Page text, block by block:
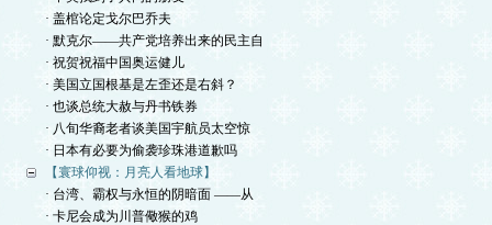
· 盖棺论定戈尔巴乔夫
· 默克尔——共产党培养出来的民主自
· 祝贺祝福中国奥运健儿
· 美国立国根基是左歪还是右斜？
· 也谈总统大赦与丹书铁券
· 八旬华裔老者谈美国宇航员太空惊
· 日本有必要为偷袭珍珠港道歉吗
【寰球仰视：月亮人看地球】
· 台湾、霸权与永恒的阴暗面 ——从
· 卡尼会成为川普儆猴的鸡